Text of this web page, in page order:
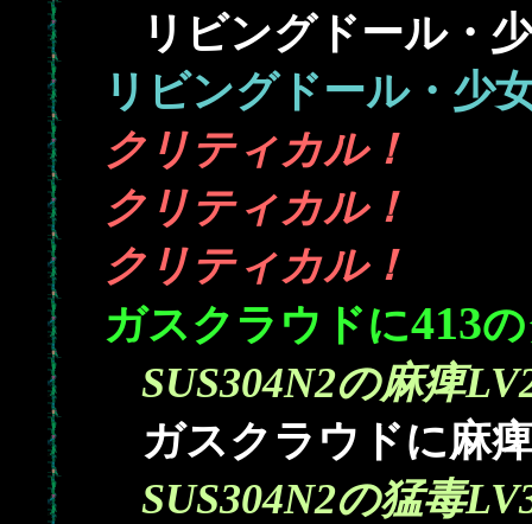
リビングドール・
リビングドール・少
クリティカル！
クリティカル！
クリティカル！
ガスクラウドに413
SUS304N2の麻痺
ガスクラウドに麻
SUS304N2の猛毒